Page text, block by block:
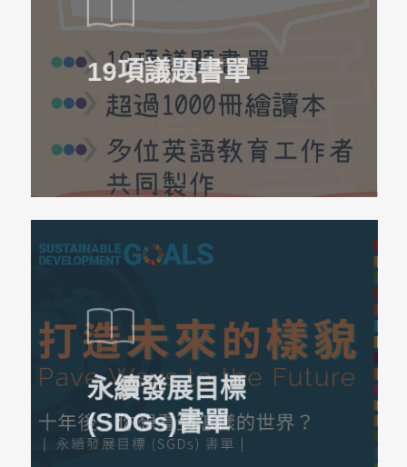
19項議題書單
永續發展目標
(SDGs)書單